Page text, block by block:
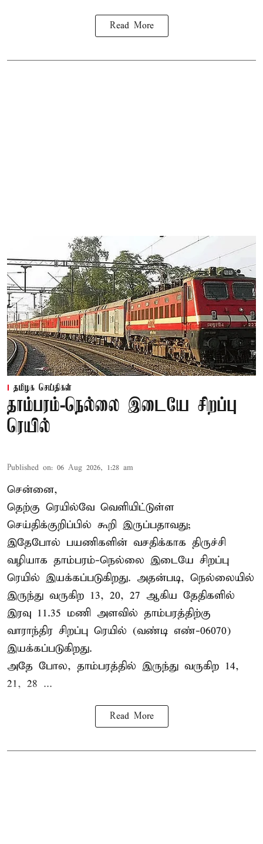
Read More
தமிழக செய்திகள்
தாம்பரம்-நெல்லை இடையே சிறப்பு
ரெயில்
Published on: 06 Aug 2026, 1:28 am
சென்னை,
தெற்கு ரெயில்வே வெளியிட்டுள்ள
செய்திக்குறிப்பில் கூறி இருப்பதாவது;
இதேபோல் பயணிகளின் வசதிக்காக திருச்சி
வழியாக தாம்பரம்-நெல்லை இடையே சிறப்பு
ரெயில் இயக்கப்படுகிறது. அதன்படி, நெல்லையில்
இருந்து வருகிற 13, 20, 27 ஆகிய தேதிகளில்
இரவு 11.35 மணி அளவில் தாம்பரத்திற்கு
வாராந்திர சிறப்பு ரெயில் (வண்டி எண்-06070)
இயக்கப்படுகிறது.
அதே போல, தாம்பரத்தில் இருந்து வருகிற 14,
21, 28 ...
Read More